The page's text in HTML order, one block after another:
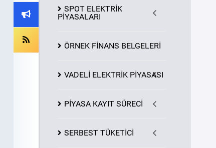
SPOT ELEKTRİK
PİYASALARI
ÖRNEK FİNANS BELGELERİ
VADELİ ELEKTRİK PİYASASI
PİYASAKAYIT SÜRECİ
SERBEST TÜKETİCİ